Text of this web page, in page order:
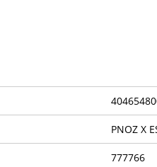
PNOZ X
777766